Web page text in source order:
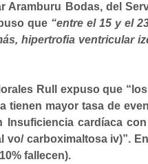
Aramburu Bodas, del
que “entre el 15 y el
hipertrofia ventricular
Rull expuso que
tienen mayor tasa de
cardíaca
carboximaltosa iv)”.
fallecen).